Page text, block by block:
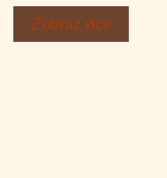
Zobraz více